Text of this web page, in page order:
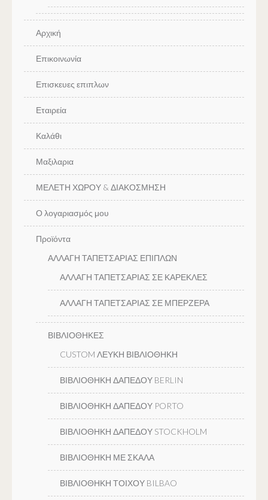
Αρχική
Επικοινωνία
Επισκευες επιπλων
Εταιρεία
Καλάθι
Μαξιλαρια
ΜΕΛΕΤΗ ΧΩΡΟΥ & ΔΙΑΚΟΣΜΗΣΗ
Ο λογαριασμός μου
Προϊόντα
ΑΛΛΑΓΗ ΤΑΠΕΤΣΑΡΙΑΣ ΕΠΙΠΛΩΝ
ΑΛΛΑΓΗ ΤΑΠΕΤΣΑΡΙΑΣ ΣΕ ΚΑΡΕΚΛΕΣ
ΑΛΛΑΓΗ ΤΑΠΕΤΣΑΡΙΑΣ ΣΕ ΜΠΕΡΖΕΡΑ
ΒΙΒΛΙΟΘΗΚΕΣ
CUSTOM ΛΕΥΚΗ ΒΙΒΛΙΟΘΗΚΗ
ΒΙΒΛΙΟΘΗΚΗ ΔΑΠΕΔΟΥ BERLIN
ΒΙΒΛΙΟΘΗΚΗ ΔΑΠΕΔΟΥ PORTO
ΒΙΒΛΙΟΘΗΚΗ ΔΑΠΕΔΟΥ STOCKHOLM
ΒΙΒΛΙΟΘΗΚΗ ΜΕ ΣΚΑΛΑ
ΒΙΒΛΙΟΘΗΚΗ ΤΟΙΧΟΥ BILBAO